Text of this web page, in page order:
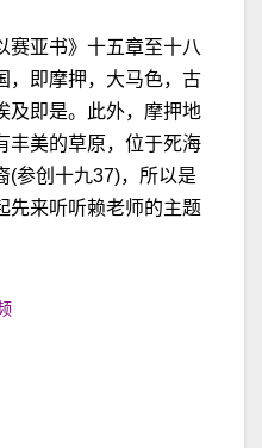
赛亚书》十五章至十八
，即摩押，大马色，古
及即是。此外，摩押地
丰美的草原，位于死海
(参创十九37)，所以是
先来听听赖老师的主题